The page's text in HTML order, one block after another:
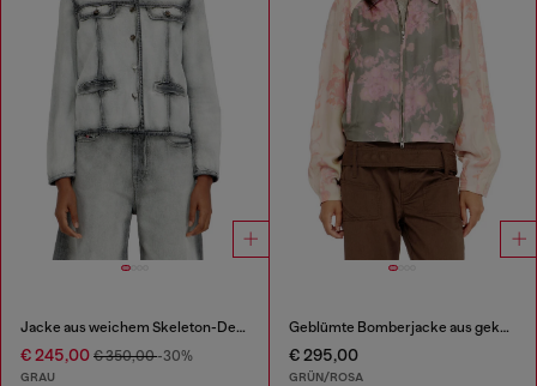
Jacke aus weichem Skeleton-Denim
€ 245,00 € 350,00-30%
GRAU
Geblümte Bomberjacke aus geknittertem Acetat
€ 295,00
GRÜN/ROSA